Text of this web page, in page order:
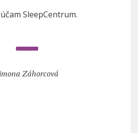
SleepCentrum.
Záhorcová